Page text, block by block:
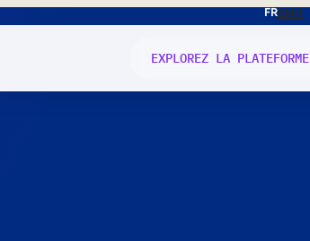
FRENIT
EXPLOREZ LA PLATEFORME